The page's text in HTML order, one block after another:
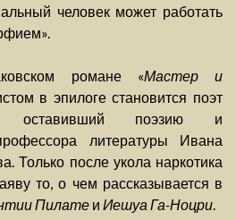
человек может работать
романе «Мастер и
в эпилоге становится поэт
поэзию и
литературы Ивана
Только после укола наркотика
то, о чем рассказывается в
Пилате и Иешуа Га-Ноцри.